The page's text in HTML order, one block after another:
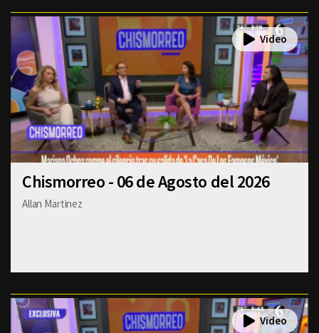
Chismorreo - 06 de Agosto del 2026
Allan Martinez